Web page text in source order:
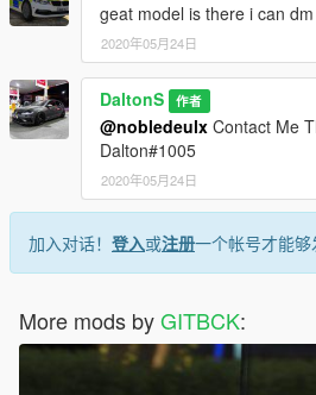
geat model is there i can
2020年05月24日
DaltonS 作者
@nobledeulx Contact Me
Dalton#1005
2020年05月24日
加入对话！ 登入或注册一个帐号才能够
More mods byGITBCK: